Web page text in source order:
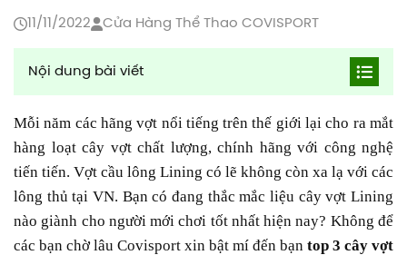
11/11/2022 Cửa Hàng Thể Thao COVISPORT
Nội dung bài viết
Black
Mỗi năm các hãng vợt nổi tiếng trên thế giới lại cho ra mắt
hàng loạt cây vợt chất lượng, chính hãng với công nghệ
tiến tiến. Vợt cầu lông Lining có lẽ không còn xa lạ với các
lông thủ tại VN. Bạn có đang thắc mắc liệu cây vợt Lining
nào giành cho người mới chơi tốt nhất hiện nay? Không để
các bạn chờ lâu Covisport xin bật mí đến bạn top 3 cây vợt